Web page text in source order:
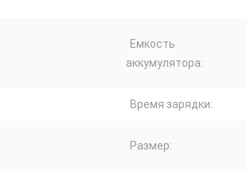
Емкость
аккумулятора:
Время зарядки:
Размер: